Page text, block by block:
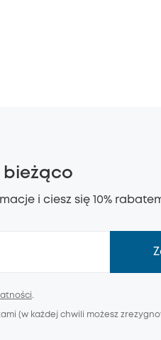
bieżąco
i ciesz się 10%
.
(w każdej chwili możesz